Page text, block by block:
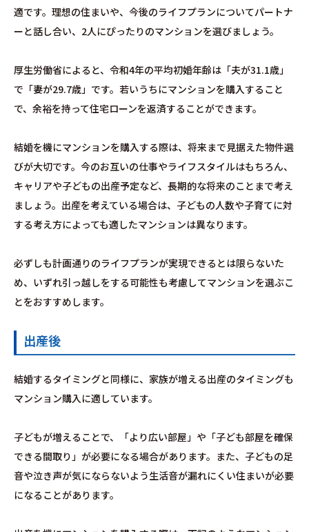
適です。理想の住まいや、今後のライフプランについてパートナ
ーと話し合い、2人にぴったりのマンションを選びましょう。
厚生労働省によると、令和4年の平均初婚年齢は「夫が31.1歳」
で「妻が29.7歳」です。若いうちにマンションを購入すること
で、余裕を持って住宅ローンを返済することができます。
結婚を機にマンションを購入する際は、将来まで見据えた物件選
びが大切です。今のお互いの仕事やライフスタイルはもちろん、
キャリアや子どもの出産予定など、長期的な将来のことまで考え
ましょう。出産を考えている場合は、子どもの人数や子育てに対
する考え方によっても適したマンションは異なります。
必ずしも計画通りのライフプランが実現できるとは限らないた
め、いずれ引っ越しをする可能性も考慮してマンションを選ぶこ
とをおすすめします。
出産後
結婚するタイミングと同様に、家族が増える出産のタイミングも
マンション購入に適しています。
子どもが増えることで、「より広い部屋」や「子ども部屋を確保
できる間取り」が必要になる場合があります。また、子どもの足
音や泣き声が気にならないよう生活音が漏れにくい住まいが必要
になることがあります。